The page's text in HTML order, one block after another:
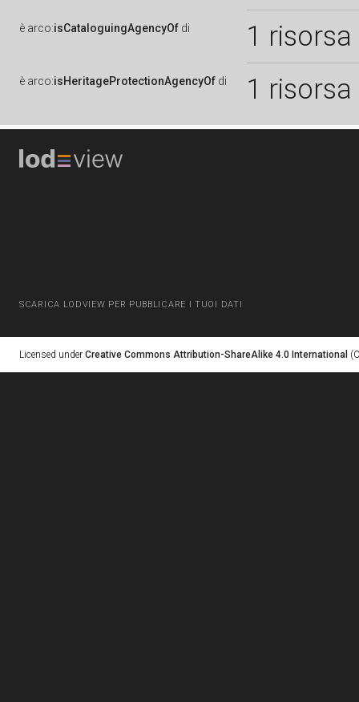
è arco:isCataloguingAgencyOf di 1 risorsa
è arco:isHeritageProtectionAgencyOf di 1 risorsa
SCARICA LODVIEW PER PUBBLICARE I TUOI DATI
Licensed under Creative Commons Attribution-ShareAlike 4.0 International